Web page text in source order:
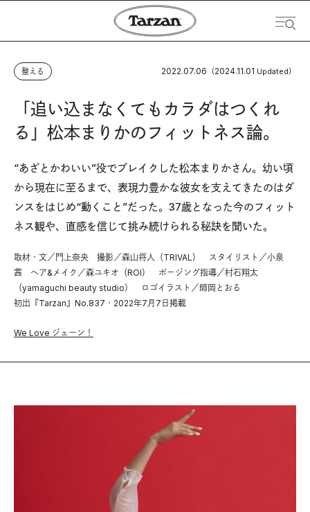
整える 2022.07.06 （2024.11.01 Updated）
「追い込まなくてもカラダはつくれ
る」松本まりかのフィットネス論。
“あざとかわいい”役でブレイクした松本まりかさん。幼い頃
から現在に至るまで、表現力豊かな彼女を支えてきたのはダ
ンスをはじめ“動くこと”だった。37歳となった今のフィット
ネス観や、直感を信じて挑み続けられる秘訣を聞いた。
取材・文／門上奈央 撮影／森山将人（TRIVAL） スタイリスト／小泉
茜 ヘア&メイク／森ユキオ（ROI） ポージング指導／村石翔太
（yamaguchi beauty studio） ロゴイラスト／師岡とおる
初出『Tarzan』No.837・2022年7月7日掲載
We Love ジェーン！